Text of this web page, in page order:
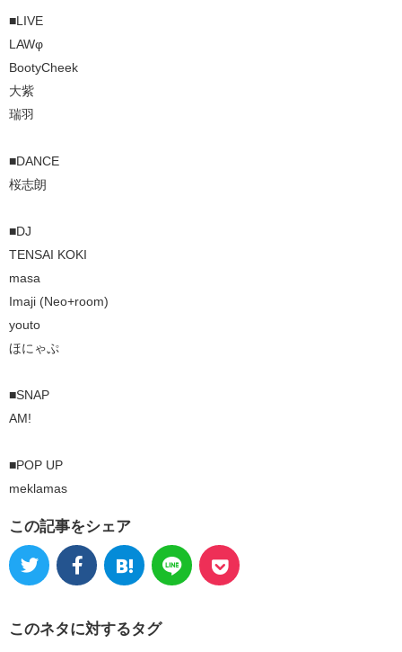
■LIVE
LAWφ
BootyCheek
大紫
瑞羽
■DANCE
桜志朗
■DJ
TENSAI KOKI
masa
Imaji (Neo+room)
youto
ほにゃぷ
■SNAP
AM!
■POP UP
meklamas
この記事をシェア
このネタに対するタグ